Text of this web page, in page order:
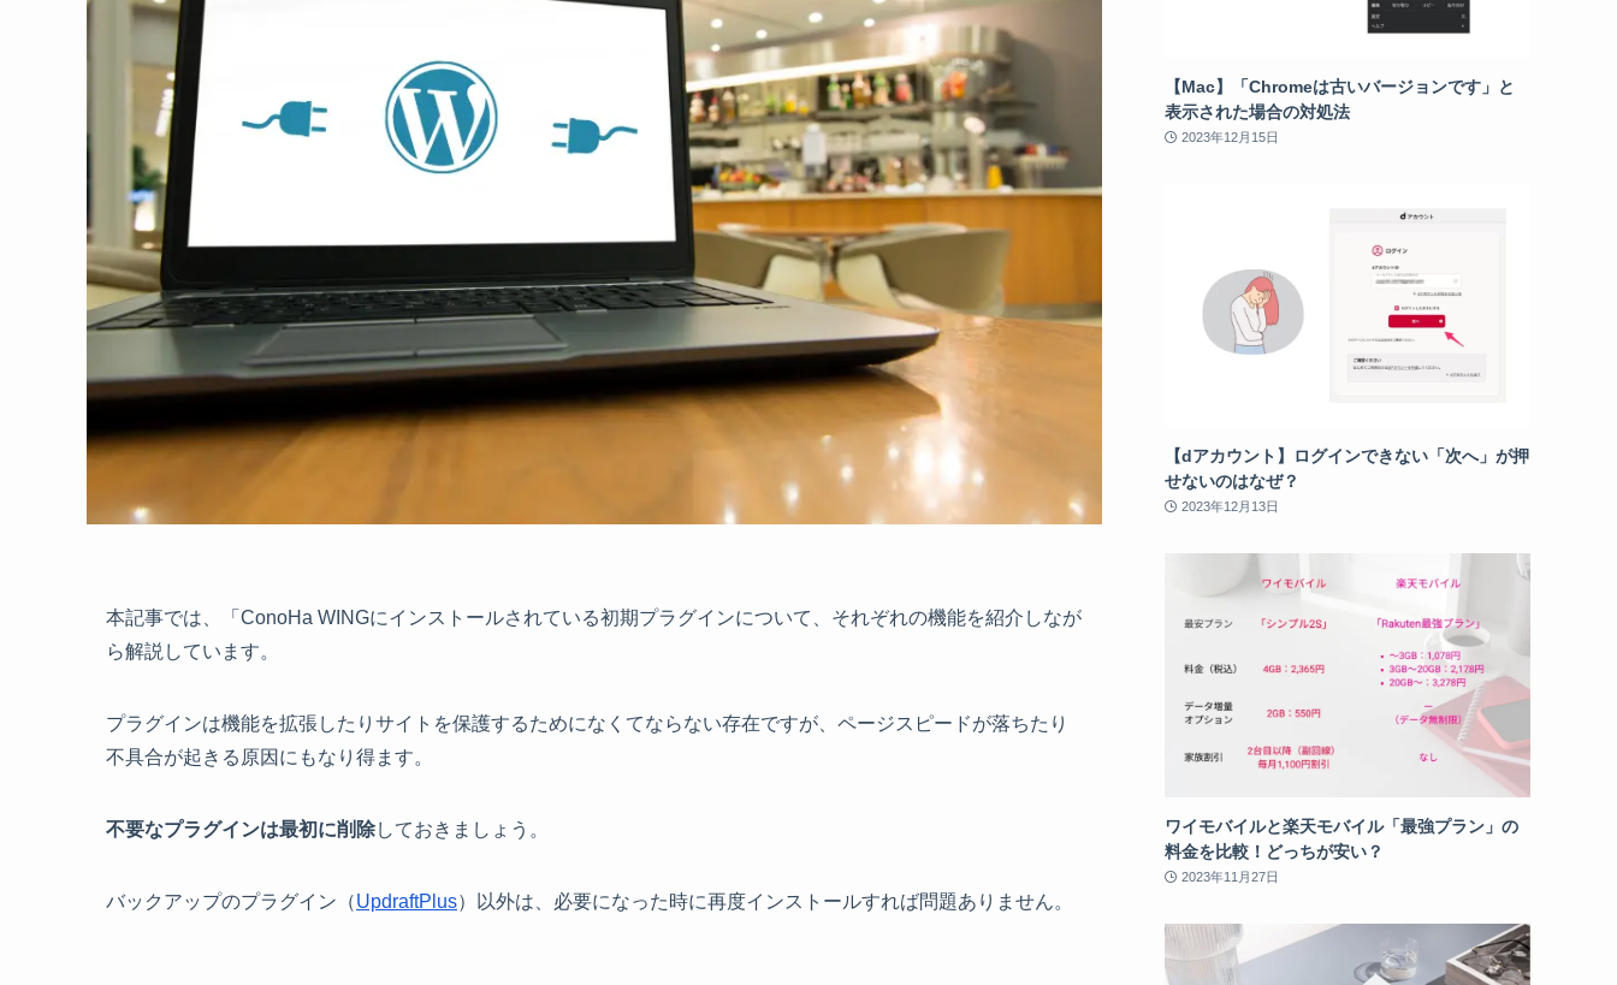
本記事では、「ConoHa WINGにインストールされている初期プラグインについて、それぞれの機能を紹介しなが
ら解説しています。
プラグインは機能を拡張したりサイトを保護するためになくてならない存在ですが、ページスピードが落ちたり
不具合が起きる原因にもなり得ます。
不要なプラグインは最初に削除しておきましょう。
バックアップのプラグイン（UpdraftPlus）以外は、必要になった時に再度インストールすれば問題ありません。
【Mac】「Chromeは古いバージョンです」と
表示された場合の対処法
2023年12月15日
【dアカウント】ログインできない「次へ」が押
せないのはなぜ？
2023年12月13日
ワイモバイルと楽天モバイル「最強プラン」の
料金を比較！どっちが安い？
2023年11月27日